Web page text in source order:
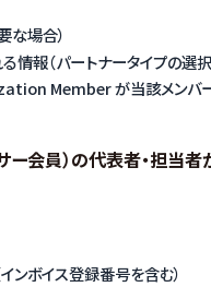
な場合）
情報（パートナータイプの選
Member が当該メンバ
会員）の代表者・担当者
ンボイス登録番号を含む）